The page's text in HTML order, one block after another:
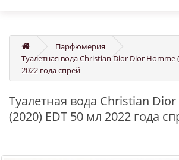
Парфюмерия
Туалетная вода Christian Dior Dior Homme
2022 года спрей
Туалетная вода Christian
(2020) EDT 50 мл 2022 года